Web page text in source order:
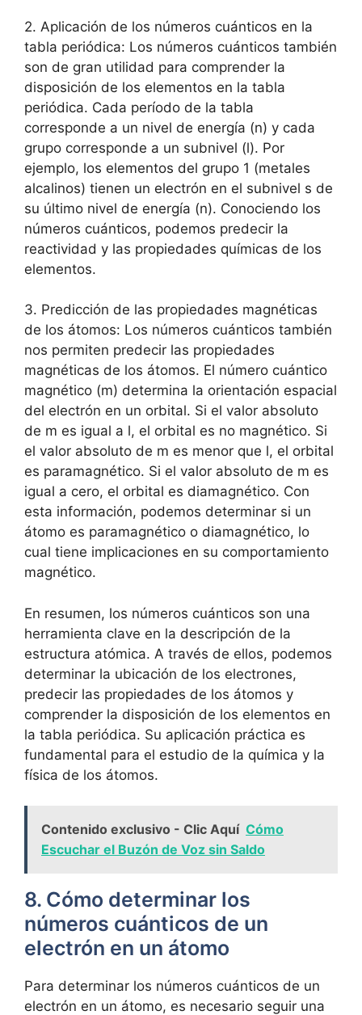
2. Aplicación de los números cuánticos en la
tabla periódica: Los números cuánticos también
son de gran utilidad para comprender la
disposición de los elementos en la tabla
periódica. Cada período de la tabla
corresponde a un nivel de energía (n) y cada
grupo corresponde a un subnivel (l). Por
ejemplo, los elementos del grupo 1 (metales
alcalinos) tienen un electrón en el subnivel s de
su último nivel de energía (n). Conociendo los
números cuánticos, podemos predecir la
reactividad y las propiedades químicas de los
elementos.
3. Predicción de las propiedades magnéticas
de los átomos: Los números cuánticos también
nos permiten predecir las propiedades
magnéticas de los átomos. El número cuántico
magnético (m) determina la orientación espacial
del electrón en un orbital. Si el valor absoluto
de m es igual a l, el orbital es no magnético. Si
el valor absoluto de m es menor que l, el orbital
es paramagnético. Si el valor absoluto de m es
igual a cero, el orbital es diamagnético. Con
esta información, podemos determinar si un
átomo es paramagnético o diamagnético, lo
cual tiene implicaciones en su comportamiento
magnético.
En resumen, los números cuánticos son una
herramienta clave en la descripción de la
estructura atómica. A través de ellos, podemos
determinar la ubicación de los electrones,
predecir las propiedades de los átomos y
comprender la disposición de los elementos en
la tabla periódica. Su aplicación práctica es
fundamental para el estudio de la química y la
física de los átomos.
Contenido exclusivo - Clic Aquí Cómo
Escuchar el Buzón de Voz sin Saldo
8. Cómo determinar los
números cuánticos de un
electrón en un átomo
Para determinar los números cuánticos de un
electrón en un átomo, es necesario seguir una